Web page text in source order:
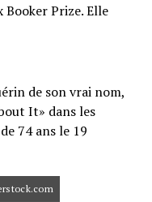
Prize. Elle
de son vrai nom,
It» dans les
74 ans le 19